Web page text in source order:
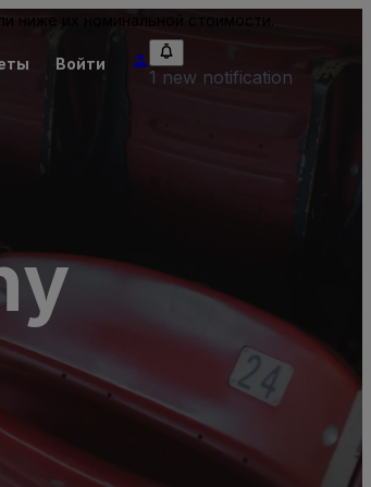
их номинальной стоимости.
Войти
1 new notification